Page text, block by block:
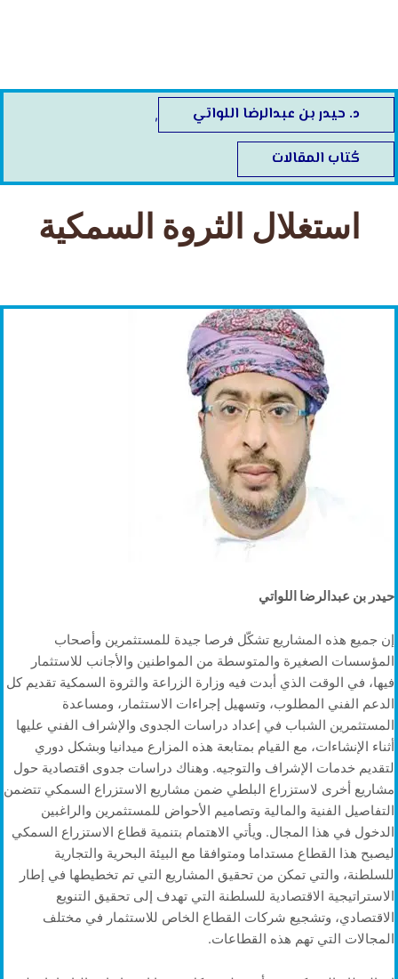
د. حيدر بن عبدالرضا اللواتي ,
كُتاب المقالات
استغلال الثروة السمكية
حيدر بن عبدالرضا اللواتي
إن جميع هذه المشاريع تشكّل فرصا جيدة للمستثمرين وأصحاب
المؤسسات الصغيرة والمتوسطة من المواطنين والأجانب للاستثمار
فيها، في الوقت الذي أبدت فيه وزارة الزراعة والثروة السمكية تقديم كل
الدعم الفني المطلوب، وتسهيل إجراءات الاستثمار، ومساعدة
المستثمرين الشباب في إعداد دراسات الجدوى والإشراف الفني عليها
أثناء الإنشاءات، مع القيام بمتابعة هذه المزارع ميدانيا وبشكل دوري
لتقديم خدمات الإشراف والتوجيه. وهناك دراسات جدوى اقتصادية حول
مشاريع أخرى لاستزراع البلطي ضمن مشاريع الاستزراع السمكي تتضمن
التفاصيل الفنية والمالية وتصاميم الأحواض للمستثمرين والراغبين
الدخول في هذا المجال. ويأتي الاهتمام بتنمية قطاع الاستزراع السمكي
ليصبح هذا القطاع مستداما ومتوافقا مع البيئة البحرية والتجارية
للسلطنة، والتي تمكن من تحقيق المشاريع التي تم تخطيطها في إطار
الاستراتيجية الاقتصادية للسلطنة التي تهدف إلى تحقيق التنويع
الاقتصادي، وتشجيع شركات القطاع الخاص للاستثمار في مختلف
المجالات التي تهم هذه القطاعات.